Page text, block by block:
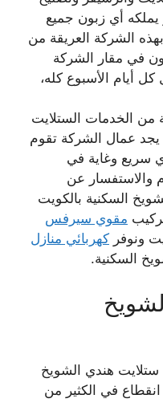
أي زبون جميع
الشركة العريقة من
في مقار الشركة
الخدمات الستلايت
يجد عمال الشركة تقوم
سريع وغاية في
والاستفسار عن
السكنية بالكويت
مقوي سيرفس
ونوفر كهربائي منازل
السكنية.
هندي الشويخ
في الكثير من